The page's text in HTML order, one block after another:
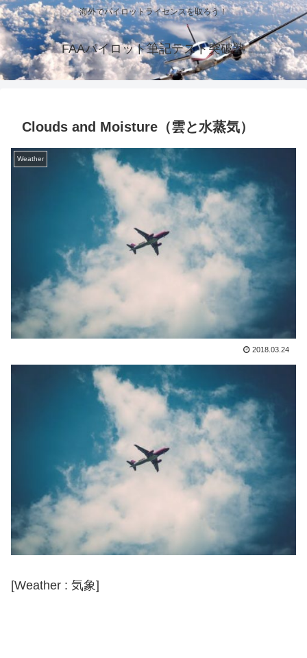
海外でパイロットライセンスを取ろう！
FAAパイロット筆記テスト突破塾
Clouds and Moisture（雲と水蒸気）
Weather
2018.03.24
[Weather : 気象]